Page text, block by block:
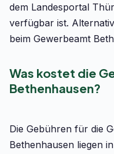
dem Landesportal
verfügbar ist.
beim Gewerbeamt
Was kostet die
Bethenhausen?
Die Gebühren für die
Bethenhausen liegen